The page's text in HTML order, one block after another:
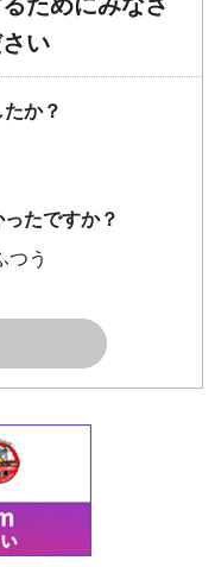
い
か？
たですか？
つう